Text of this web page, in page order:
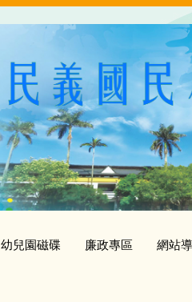
幼兒園磁碟 廉政專區 網站